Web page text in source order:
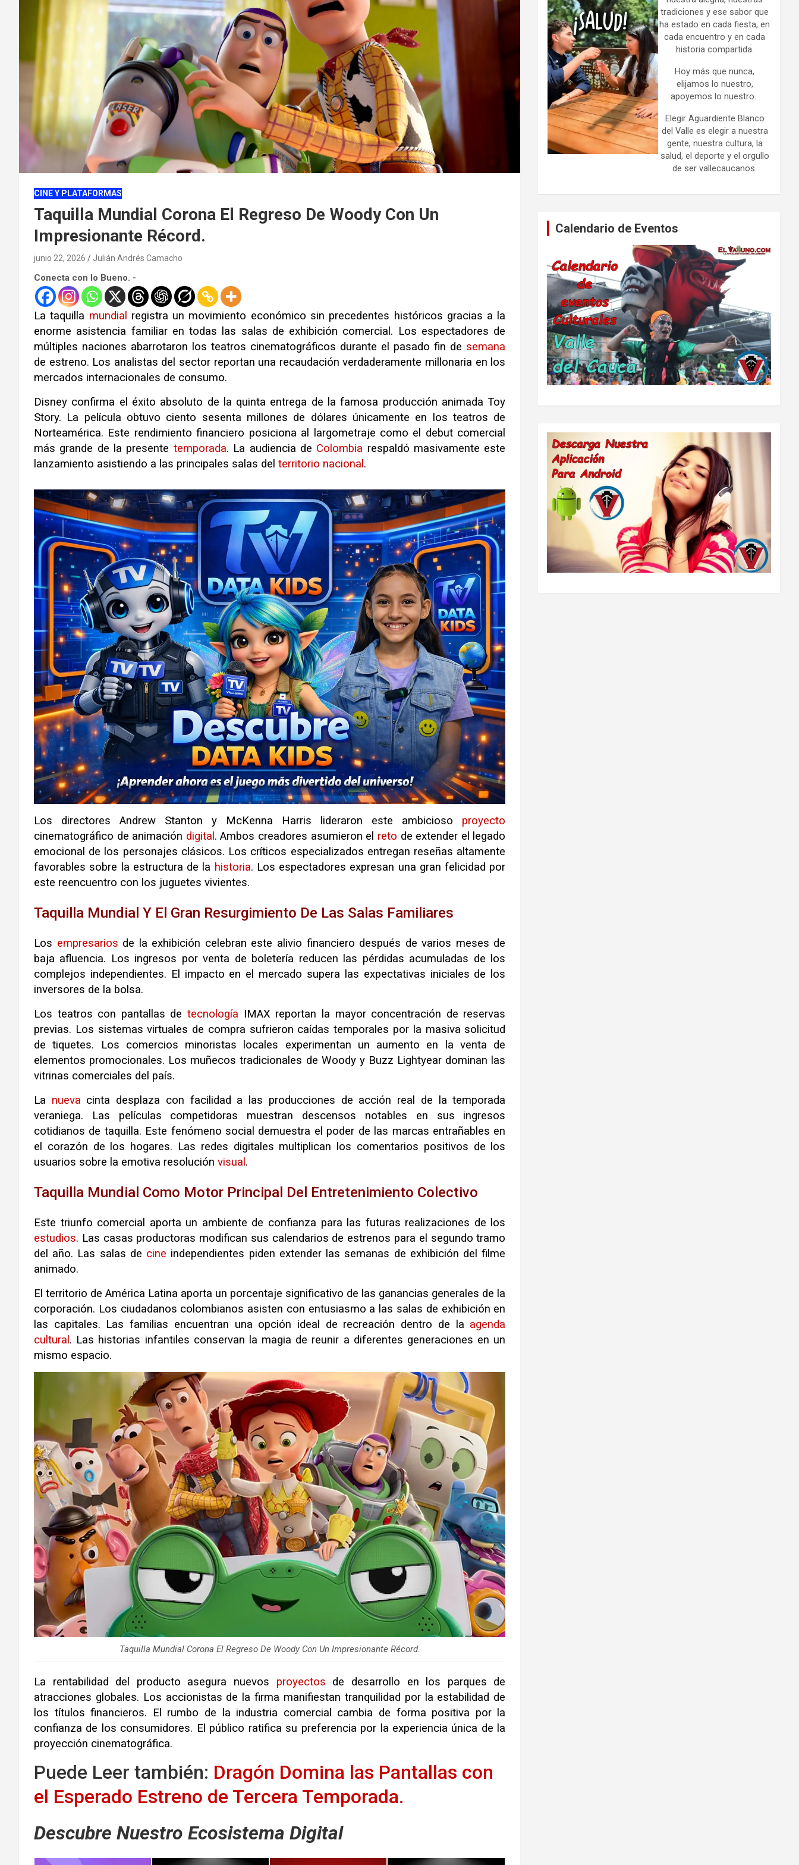
CINE Y PLATAFORMAS
Taquilla Mundial Corona El Regreso De Woody Con Un
Impresionante Récord.
junio 22, 2026 Julián Andrés Camacho
Conecta con lo Bueno. -
La taquilla mundial registra un movimiento económico sin precedentes históricos gracias a la
enorme asistencia familiar en todas las salas de exhibición comercial. Los espectadores de
múltiples naciones abarrotaron los teatros cinematográficos durante el pasado fin de semana
de estreno. Los analistas del sector reportan una recaudación verdaderamente millonaria en los
mercados internacionales de consumo.
Disney confirma el éxito absoluto de la quinta entrega de la famosa producción animada Toy
Story. La película obtuvo ciento sesenta millones de dólares únicamente en los teatros de
Norteamérica. Este rendimiento financiero posiciona al largometraje como el debut comercial
más grande de la presente temporada. La audiencia de Colombia respaldó masivamente este
lanzamiento asistiendo a las principales salas del territorio nacional .
Los directores Andrew Stanton y McKenna Harris lideraron este ambicioso proyecto
cinematográfico de animación digital . Ambos creadores asumieron el reto de extender el legado
emocional de los personajes clásicos. Los críticos especializados entregan reseñas altamente
favorables sobre la estructura de la historia. Los espectadores expresan una gran felicidad por
este reencuentro con los juguetes vivientes.
Taquilla Mundial Y El Gran Resurgimiento De Las Salas Familiares
Los empresarios de la exhibición celebran este alivio financiero después de varios meses de
baja afluencia. Los ingresos por venta de boletería reducen las pérdidas acumuladas de los
complejos independientes. El impacto en el mercado supera las expectativas iniciales de los
inversores de la bolsa.
Los teatros con pantallas detecnología IMAX reportan la mayor concentración de reservas
previas. Los sistemas virtuales de compra sufrieron caídas temporales por la masiva solicitud
de tiquetes. Los comercios minoristas locales experimentan un aumento en la venta de
elementos promocionales. Los muñecos tradicionales de Woody y Buzz Lightyear dominan las
vitrinas comerciales del país.
La nueva cinta desplaza con facilidad a las producciones de acción real de la temporada
veraniega. Las películas competidoras muestran descensos notables en sus ingresos
cotidianos de taquilla. Este fenómeno social demuestra el poder de las marcas entrañables en
el corazón de los hogares. Las redes digitales multiplican los comentarios positivos de los
usuarios sobre la emotiva resolución visual .
Taquilla Mundial Como Motor Principal Del Entretenimiento Colectivo
Este triunfo comercial aporta un ambiente de confianza para las futuras realizaciones de los
estudios. Las casas productoras modifican sus calendarios de estrenos para el segundo tramo
del año. Las salas de cine independientes piden extender las semanas de exhibición del filme
animado.
El territorio de América Latina aporta un porcentaje significativo de las ganancias generales de la
corporación. Los ciudadanos colombianos asisten con entusiasmo a las salas de exhibición en
las capitales. Las familias encuentran una opción ideal de recreación dentro de la agenda
cultural . Las historias infantiles conservan la magia de reunir a diferentes generaciones en un
mismo espacio.
Taquilla Mundial Corona El Regreso De Woody Con Un Impresionante Récord.
La rentabilidad del producto asegura nuevos proyectos de desarrollo en los parques de
atracciones globales. Los accionistas de la firma manifiestan tranquilidad por la estabilidad de
los títulos financieros. El rumbo de la industria comercial cambia de forma positiva por la
confianza de los consumidores. El público ratifica su preferencia por la experiencia única de la
proyección cinematográfica.
Puede Leer también: Dragón Domina las Pantallas con
el Esperado Estreno de Tercera Temporada.
Descubre Nuestro Ecosistema Digital
tradiciones y ese sabor que
ha estado en cada fiesta, en
cada encuentro y en cada
historia compartida.
Hoy más que nunca,
elijamos lo nuestro,
apoyemos lo nuestro.
Elegir Aguardiente Blanco
del Valle es elegir a nuestra
gente, nuestra cultura, la
salud, el deporte y el orgullo
de ser vallecaucanos.
Calendario de Eventos